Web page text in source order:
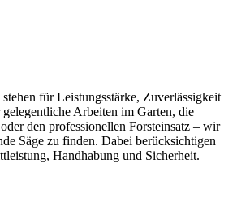
für Leistungsstärke, Zuverlässigkeit
Arbeiten im Garten, die
den professionellen Forsteinsatz – wir
Säge zu finden. Dabei berücksichtigen
Handhabung und Sicherheit.